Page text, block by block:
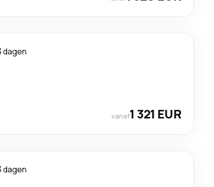
dagen
vanaf1 321 EUR
dagen